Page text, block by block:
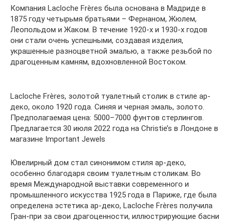
Компания Lacloche Frères была основана в Мадриде в
1875 году четырьмя братьями – Фернаном, Жюлем,
Леопольдом и Жаком. В течение 1920-х и 1930-х годов
они стали очень успешными, создавая изделия,
украшенные разноцветной эмалью, а также резьбой по
драгоценным камням, вдохновленной Востоком.
Lacloche Frères, золотой туалетный столик в стиле ар-
деко, около 1920 года. Синяя и черная эмаль, золото.
Предполагаемая цена: 5000–7000 фунтов стерлингов.
Предлагается 30 июля 2022 года на Christie’s в Лондоне в
магазине Important Jewels
Ювелирный дом стал синонимом стиля ар-деко,
особенно благодаря своим туалетным столикам. Во
время Международной выставки современного и
промышленного искусства 1925 года в Париже, где была
определена эстетика ар-деко, Lacloche Frères получила
Гран-при за свои драгоценности, иллюстрирующие басни